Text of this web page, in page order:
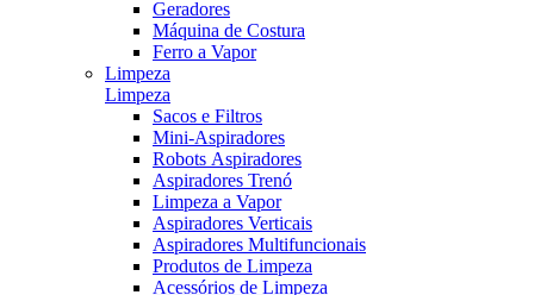
Geradores
Máquina de Costura
Ferro a Vapor
Limpeza
Limpeza
Sacos e Filtros
Mini-Aspiradores
Robots Aspiradores
Aspiradores Trenó
Limpeza a Vapor
Aspiradores Verticais
Aspiradores Multifuncionais
Produtos de Limpeza
Acessórios de Limpeza